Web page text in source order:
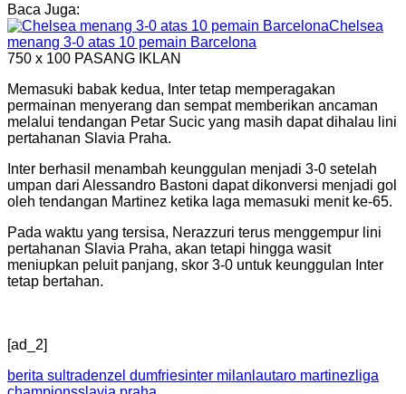
Baca Juga:
Chelsea
menang 3-0 atas 10 pemain Barcelona
750 x 100 PASANG IKLAN
Memasuki babak kedua, Inter tetap memperagakan
permainan menyerang dan sempat memberikan ancaman
melalui tendangan Petar Sucic yang masih dapat dihalau lini
pertahanan Slavia Praha.
Inter berhasil menambah keunggulan menjadi 3-0 setelah
umpan dari Alessandro Bastoni dapat dikonversi menjadi gol
oleh tendangan Martinez ketika laga memasuki menit ke-65.
Pada waktu yang tersisa, Nerazzuri terus menggempur lini
pertahanan Slavia Praha, akan tetapi hingga wasit
meniupkan peluit panjang, skor 3-0 untuk keunggulan Inter
tetap bertahan.
[ad_2]
berita sultradenzel dumfriesinter milan lautaro martinez liga